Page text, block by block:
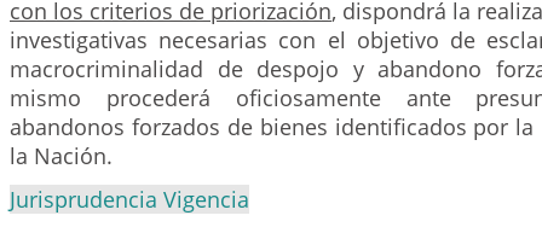
con los criterios de priorización, dispondrá la
investigativas necesarias con el objetivo de
macrocriminalidad de despojo y abandono
mismo procederá oficiosamente ante
abandonos forzados de bienes identificados por la
la Nación.
Jurisprudencia Vigencia